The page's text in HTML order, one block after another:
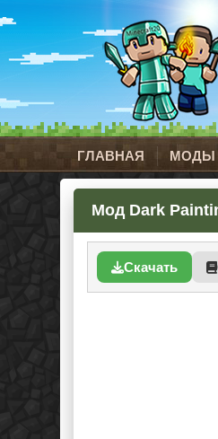
ГЛАВНАЯ МОДЫ
Мод Dark
Скачать